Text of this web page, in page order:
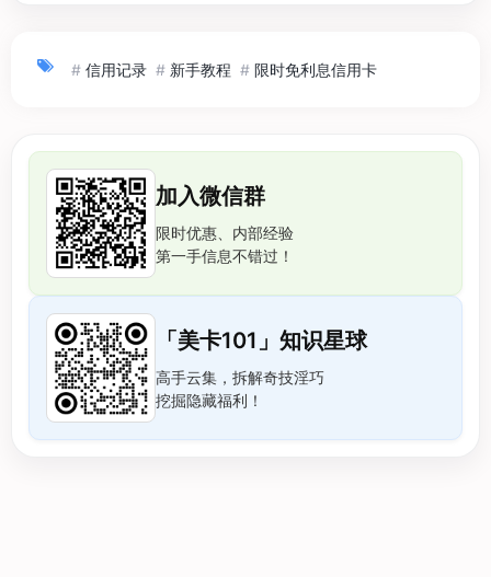
# 信用记录 # 新手教程 # 限时免利息信用卡
加入微信群
限时优惠、内部经验
第一手信息不错过！
「美卡101」知识星球
高手云集，拆解奇技淫巧
挖掘隐藏福利！